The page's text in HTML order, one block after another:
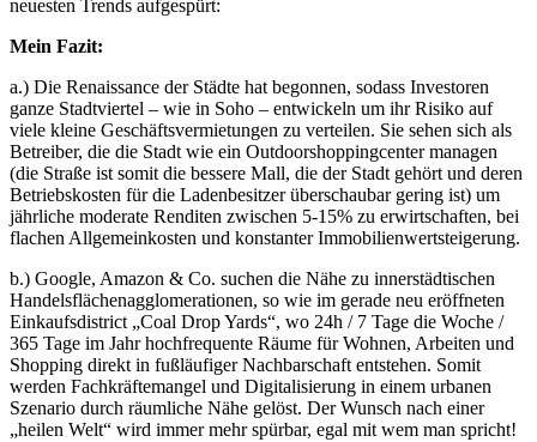
neuesten Trends aufgespürt:
Mein Fazit:
a.) Die Renaissance der Städte hat begonnen, sodass Investoren
ganze Stadtviertel – wie in Soho – entwickeln um ihr Risiko auf
viele kleine Geschäftsvermietungen zu verteilen. Sie sehen sich als
Betreiber, die die Stadt wie ein Outdoorshoppingcenter managen
(die Straße ist somit die bessere Mall, die der Stadt gehört und deren
Betriebskosten für die Ladenbesitzer überschaubar gering ist) um
jährliche moderate Renditen zwischen 5-15% zu erwirtschaften, bei
flachen Allgemeinkosten und konstanter Immobilienwertsteigerung.
b.) Google, Amazon & Co. suchen die Nähe zu innerstädtischen
Handelsflächenagglomerationen, so wie im gerade neu eröffneten
Einkaufsdistrict „Coal Drop Yards“, wo 24h / 7 Tage die Woche /
365 Tage im Jahr hochfrequente Räume für Wohnen, Arbeiten und
Shopping direkt in fußläufiger Nachbarschaft entstehen. Somit
werden Fachkräftemangel und Digitalisierung in einem urbanen
Szenario durch räumliche Nähe gelöst. Der Wunsch nach einer
„heilen Welt“ wird immer mehr spürbar, egal mit wem man spricht!